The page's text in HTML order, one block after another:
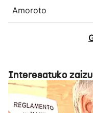
Amoroto
Interesatuko zaizu